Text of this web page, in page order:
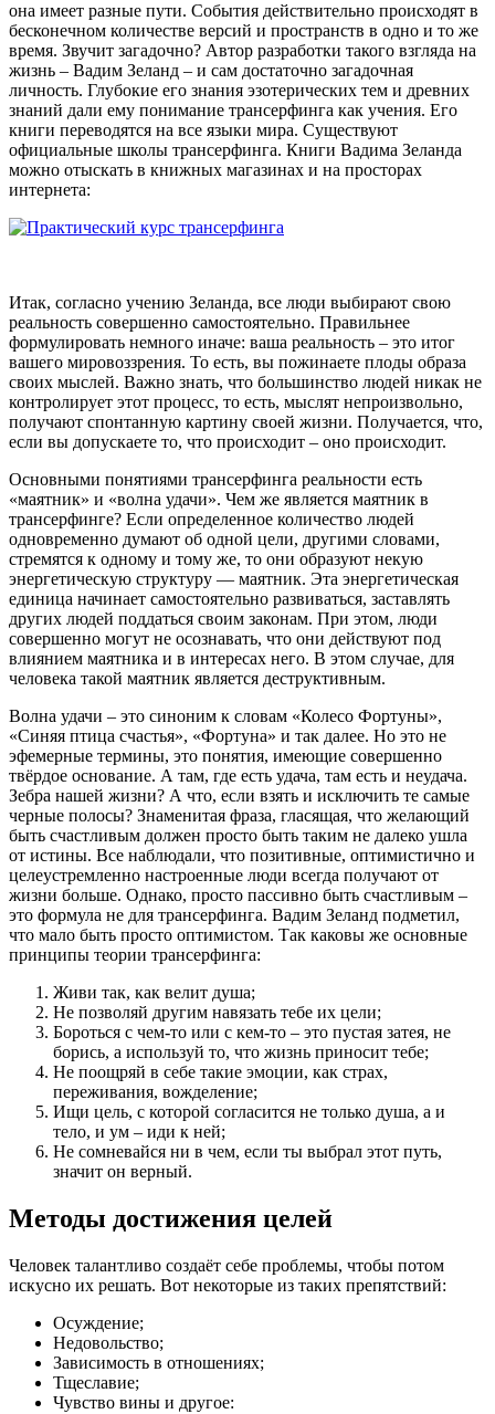
она имеет разные пути. События действительно происходят в
бесконечном количестве версий и пространств в одно и то же
время. Звучит загадочно? Автор разработки такого взгляда на
жизнь – Вадим Зеланд – и сам достаточно загадочная
личность. Глубокие его знания эзотерических тем и древних
знаний дали ему понимание трансерфинга как учения. Его
книги переводятся на все языки мира. Существуют
официальные школы трансерфинга. Книги Вадима Зеланда
можно отыскать в книжных магазинах и на просторах
интернета:
Итак, согласно учению Зеланда, все люди выбирают свою
реальность совершенно самостоятельно. Правильнее
формулировать немного иначе: ваша реальность – это итог
вашего мировоззрения. То есть, вы пожинаете плоды образа
своих мыслей. Важно знать, что большинство людей никак не
контролирует этот процесс, то есть, мыслят непроизвольно,
получают спонтанную картину своей жизни. Получается, что,
если вы допускаете то, что происходит – оно происходит.
Основными понятиями трансерфинга реальности есть
«маятник» и «волна удачи». Чем же является маятник в
трансерфинге? Если определенное количество людей
одновременно думают об одной цели, другими словами,
стремятся к одному и тому же, то они образуют некую
энергетическую структуру — маятник. Эта энергетическая
единица начинает самостоятельно развиваться, заставлять
других людей поддаться своим законам. При этом, люди
совершенно могут не осознавать, что они действуют под
влиянием маятника и в интересах него. В этом случае, для
человека такой маятник является деструктивным.
Волна удачи – это синоним к словам «Колесо Фортуны»,
«Синяя птица счастья», «Фортуна» и так далее. Но это не
эфемерные термины, это понятия, имеющие совершенно
твёрдое основание. А там, где есть удача, там есть и неудача.
Зебра нашей жизни? А что, если взять и исключить те самые
черные полосы? Знаменитая фраза, гласящая, что желающий
быть счастливым должен просто быть таким не далеко ушла
от истины. Все наблюдали, что позитивные, оптимистично и
целеустремленно настроенные люди всегда получают от
жизни больше. Однако, просто пассивно быть счастливым –
это формула не для трансерфинга. Вадим Зеланд подметил,
что мало быть просто оптимистом. Так каковы же основные
принципы теории трансерфинга:
Живи так, как велит душа;
Не позволяй другим навязать тебе их цели;
Бороться с чем-то или с кем-то – это пустая затея, не
борись, а используй то, что жизнь приносит тебе;
Не поощряй в себе такие эмоции, как страх,
переживания, вожделение;
Ищи цель, с которой согласится не только душа, а и
тело, и ум – иди к ней;
Не сомневайся ни в чем, если ты выбрал этот путь,
значит он верный.
Методы достижения целей
Человек талантливо создаёт себе проблемы, чтобы потом
искусно их решать. Вот некоторые из таких препятствий:
Осуждение;
Недовольство;
Зависимость в отношениях;
Тщеславие;
Чувство вины и другое: